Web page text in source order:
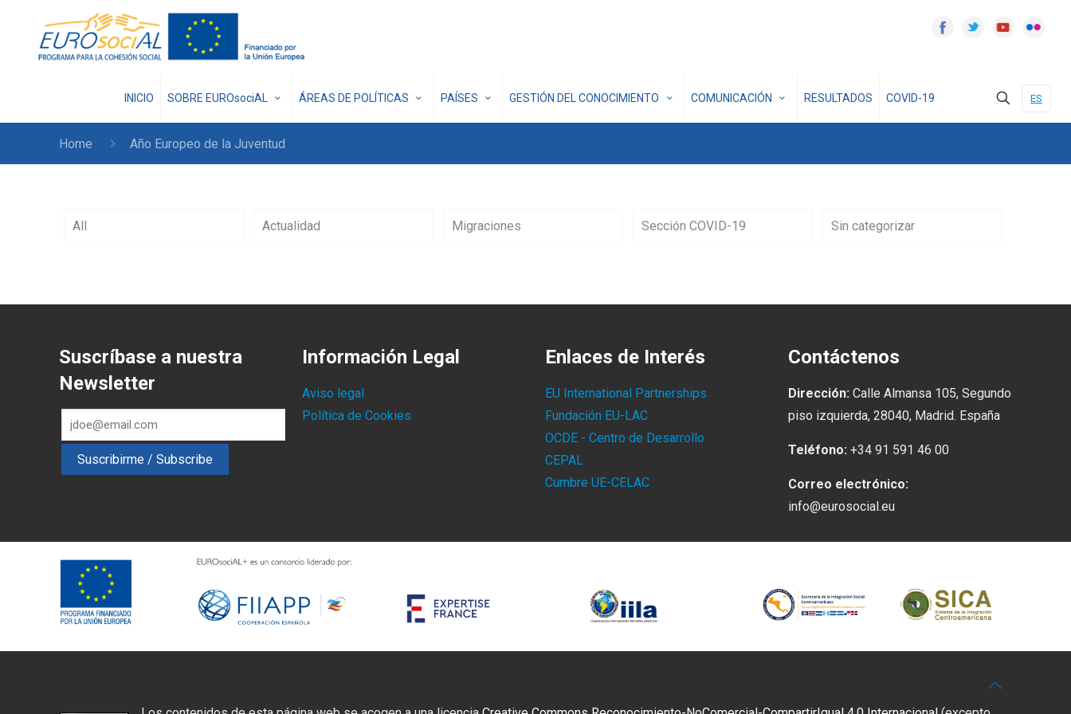
INICIO SOBRE EUROsociAL ÁREAS DE POLÍTICAS PAÍSES GESTIÓN DEL CONOCIMIENTO COMUNICACIÓN RESULTADOS COVID-19 ES
Home Año Europeo de la Juventud
All Actualidad Migraciones Sección COVID-19 Sin categorizar
Suscríbase a nuestra
Newsletter
Información Legal
Aviso legal
Política de Cookies
Enlaces de Interés
EU International Partnerships
Fundación EU-LAC
OCDE - Centro de Desarrollo
CEPAL
Cumbre UE-CELAC
Contáctenos
Dirección: Calle Almansa 105, Segundo
piso izquierda, 28040, Madrid. España
Teléfono: +34 91 591 46 00
Correo electrónico:
info@eurosocial.eu